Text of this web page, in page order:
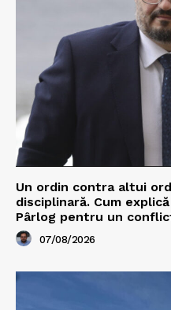
Un ordin contra altui
disciplinară. Cum
Pârlog pentru un
07/08/2026